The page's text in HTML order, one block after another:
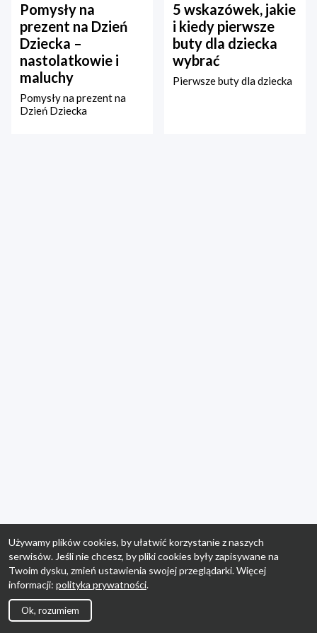
Pomysły na
prezent na Dzień
Dziecka –
nastolatkowie i
maluchy
Pomysły na prezent na
Dzień Dziecka
5 wskazówek, jakie
i kiedy pierwsze
buty dla dziecka
wybrać
Pierwsze buty dla dziecka
Używamy plików cookies, by ułatwić korzystanie z naszych
serwisów. Jeśli nie chcesz, by pliki cookies były zapisywane na
Twoim dysku, zmień ustawienia swojej przeglądarki. Więcej
informacji: polityka prywatności.
Ok, rozumiem